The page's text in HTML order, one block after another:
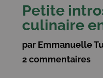
Petite
culinaire
par Emmanuelle
2 commentaires